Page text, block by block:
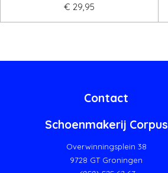
€ 29,95
Contact
Schoenmakerij Corpus
Overwinningsplein 38
9728 GT Groningen